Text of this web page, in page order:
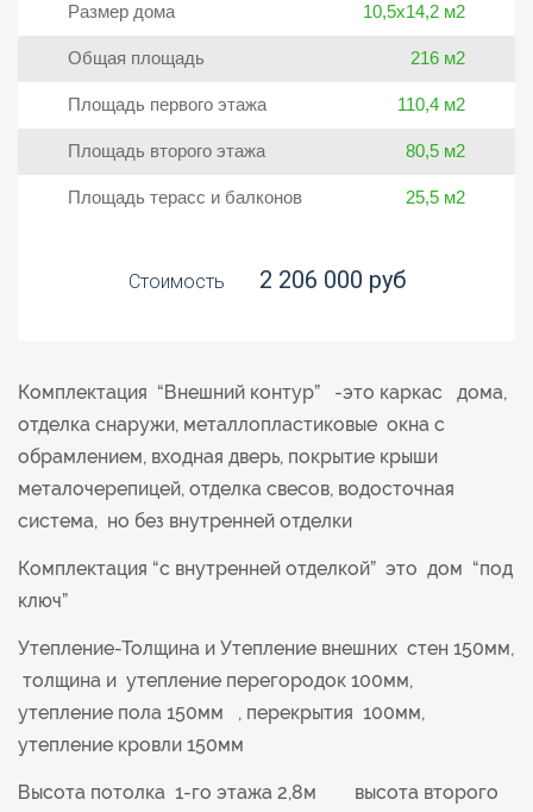
Размер дома 10,5х14,2 м2
Общая площадь 216 м2
Площадь первого этажа 110,4 м2
Площадь второго этажа 80,5 м2
Площадь терасс и балконов 25,5 м2
Стоимость 2 206 000 руб
Комплектация “Внешний контур” -это каркас дома,
отделка снаружи, металлопластиковые окна с
обрамлением, входная дверь, покрытие крыши
металочерепицей, отделка свесов, водосточная
система, но без внутренней отделки
Комплектация “с внутренней отделкой” это дом “под
ключ”
Утепление-Толщина и Утепление внешних стен 150мм,
толщина и утепление перегородок 100мм,
утепление пола 150мм , перекрытия 100мм,
утепление кровли 150мм
Высота потолка 1-го этажа 2,8м высота второго